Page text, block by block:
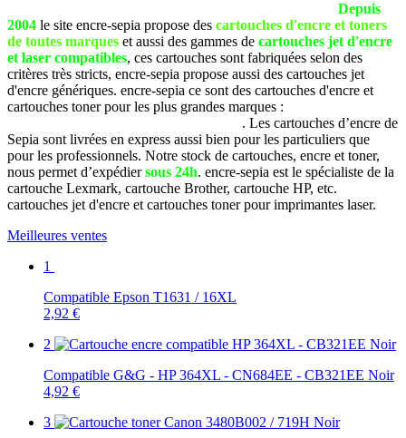
Depuis
2004 le site encre-sepia propose des cartouches d'encre et toners
de toutes marques et aussi des gammes de cartouches jet d'encre
et laser compatibles, ces cartouches sont fabriquées selon des
critères très stricts, encre-sepia propose aussi des cartouches jet
d'encre génériques. encre-sepia ce sont des cartouches d'encre et
cartouches toner pour les plus grandes marques :
. Les cartouches d’encre de
Sepia sont livrées en express aussi bien pour les particuliers que
pour les professionnels. Notre stock de cartouches, encre et toner,
nous permet d’expédiersous 24h. encre-sepia est le spécialiste de la
cartouche Lexmark, cartouche Brother, cartouche HP, etc.
cartouches jet d'encre et cartouches toner pour imprimantes laser.
Meilleures ventes
1
Compatible Epson T1631 / 16XL
2,92 €
2
Compatible G&G - HP 364XL - CN684EE - CB321EE Noir
4,92 €
3